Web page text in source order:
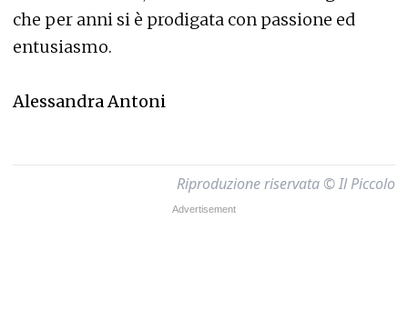
che per anni si è prodigata con passione ed
entusiasmo.
Alessandra Antoni
Riproduzione riservata © Il Piccolo